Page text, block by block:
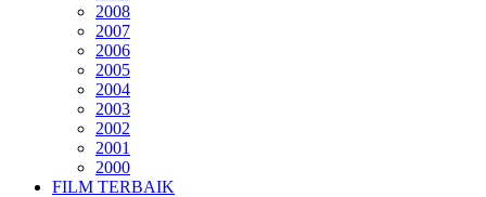
2008
2007
2006
2005
2004
2003
2002
2001
2000
FILM TERBAIK